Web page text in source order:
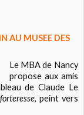
AU MUSEE DES
Le MBA de Nancy
propose aux amis
de Claude Le
, peint vers